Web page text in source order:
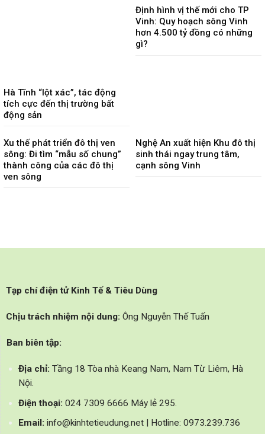
Hà Tĩnh “lột xác”, tác động
tích cực đến thị trường bất
động sản
Định hình vị thế mới cho TP
Vinh: Quy hoạch sông Vinh
hơn 4.500 tỷ đồng có những
gì?
Xu thế phát triển đô thị ven
sông: Đi tìm “mẫu số chung”
thành công của các đô thị
ven sông
Nghệ An xuất hiện Khu đô thị
sinh thái ngay trung tâm,
cạnh sông Vinh
Tạp chí điện tử Kinh Tế & Tiêu Dùng
Chịu trách nhiệm nội dung: Ông Nguyễn Thế Tuấn
Ban biên tập:
Địa chỉ: Tầng 18 Tòa nhà Keang Nam, Nam Từ Liêm, Hà
Nội.
Điện thoại: 024 7309 6666 Máy lẻ 295.
Email: info@kinhtetieudung.net | Hotline: 0973.239.736